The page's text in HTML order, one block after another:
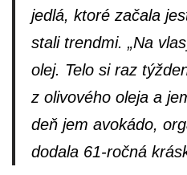
jedlá, ktoré začala
stali trendmi. „Na
olej. Telo si raz
z olivového oleja a
deň jem avokádo,
dodala 61-ročná